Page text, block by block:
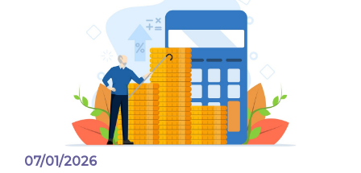
07/01/2026